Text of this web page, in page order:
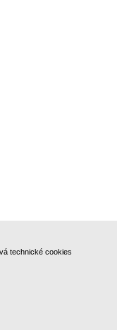
technické cookies